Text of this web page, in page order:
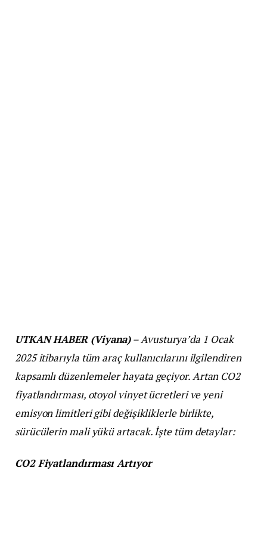
UTKAN HABER (Viyana)– Avusturya’da 1 Ocak
2025 itibarıyla tüm araç kullanıcılarını ilgilendiren
kapsamlı düzenlemeler hayata geçiyor. Artan CO2
fiyatlandırması, otoyol vinyet ücretleri ve yeni
emisyon limitleri gibi değişikliklerle birlikte,
sürücülerin mali yükü artacak. İşte tüm detaylar:
CO2 Fiyatlandırması Artıyor